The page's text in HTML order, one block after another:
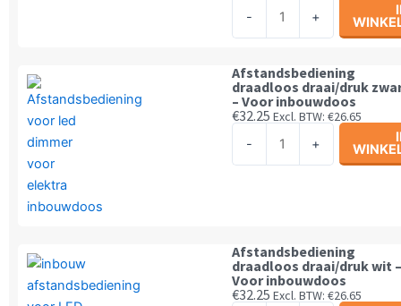
aantal
-
Afstandsbediening
-
Wit
+
Afstandsbediening
draadloos draai/druk
– Voor inbouwdoos
€32.25 Excl. BTW: €26.65
-
draadloos
inbouwdoos
aantal
+
Afstandsbediening
draadloos draai/druk wit –
Voor inbouwdoos
€32.25 Excl. BTW: €26.65